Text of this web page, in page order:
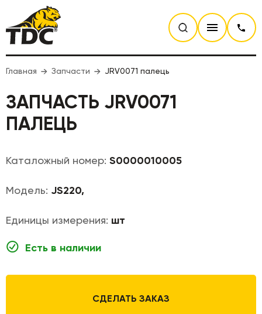
Главная Запчасти JRV0071 палець
ЗАПЧАСТЬ JRV0071
ПАЛЕЦЬ
Каталожный номер: S0000010005
Модель: JS220,
Единицы измерения: шт
Есть в наличии
СДЕЛАТЬ ЗАКАЗ